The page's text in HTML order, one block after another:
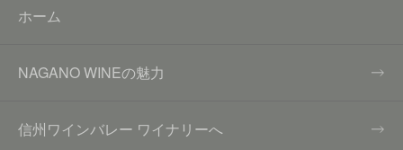
ホーム
NAGANO WINEの魅力
信州ワインバレー ワイナリーへ